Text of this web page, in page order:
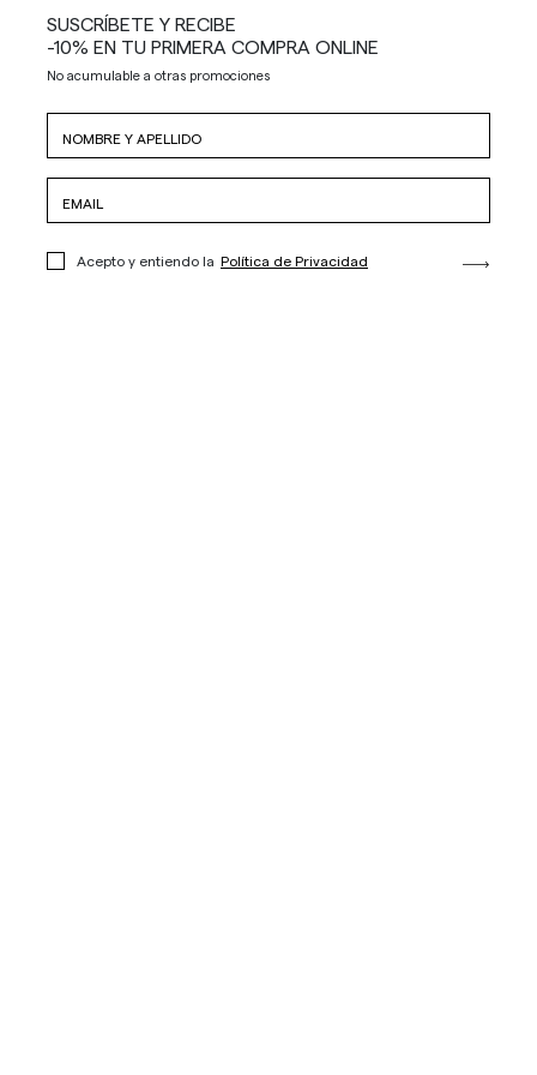
SUSCRÍBETE Y RECIBE
-10% EN TU PRIMERA COMPRA ONLINE
No acumulable a otras promociones
Acepto y entiendo la Política de Privacidad